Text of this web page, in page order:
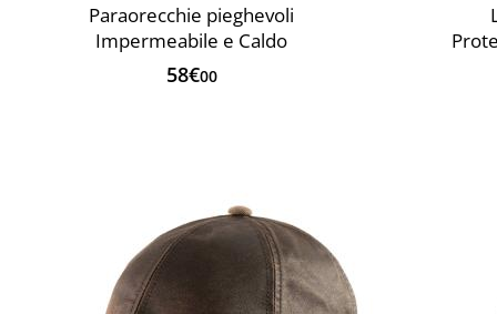
Paraorecchie pieghevoli
Impermeabile e Caldo
58€00